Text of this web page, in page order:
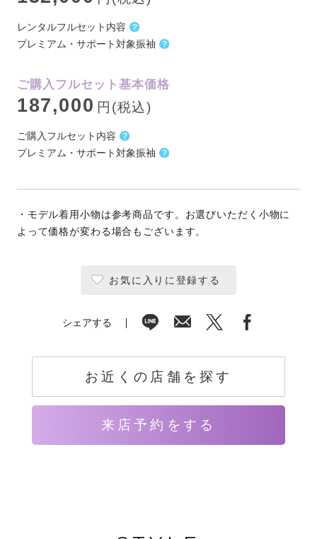
レンタルフルセット内容
プレミアム・サポート対象振袖
ご購入フルセット基本価格
187,000 円(税込)
ご購入フルセット内容
プレミアム・サポート対象振袖
・モデル着用小物は参考商品です。お選びいただく小物に
よって価格が変わる場合もございます。
お気に入りに登録する
シェアする
お近くの店舗を探す
来店予約をする